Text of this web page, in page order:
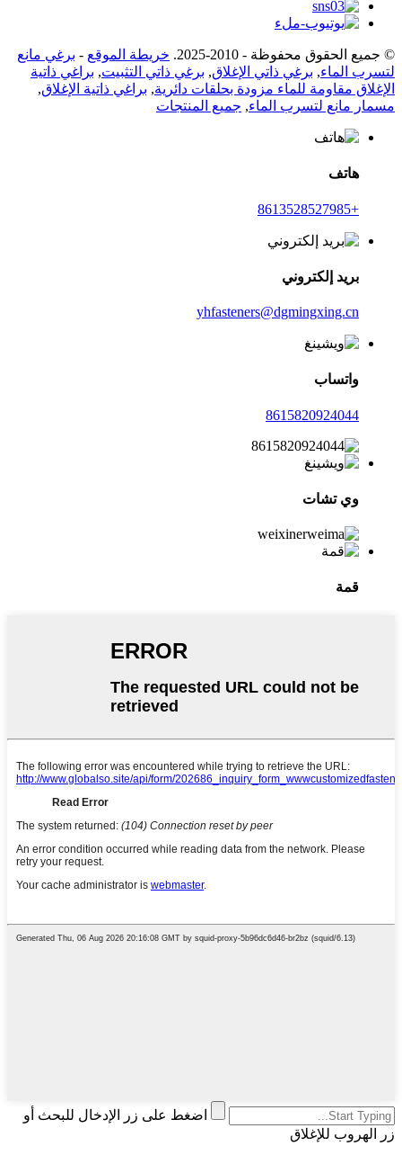
© جميع الحقوق محفوظة - 2010-2025. خريطة الموقع - برغي مانع
لتسرب الماء, برغي ذاتي الإغلاق, برغي ذاتي التثبيت, براغي ذاتية
الإغلاق مقاومة للماء مزودة بحلقات دائرية, براغي ذاتية الإغلاق,
مسمار مانع لتسرب الماء, جميع المنتجات
هاتف
+8613528527985
بريد إلكتروني
yhfasteners@dgmingxing.cn
واتساب
8615820924044
وي تشات
قمة
اضغط على زر الإدخال للبحث أو
زر الهروب للإغلاق